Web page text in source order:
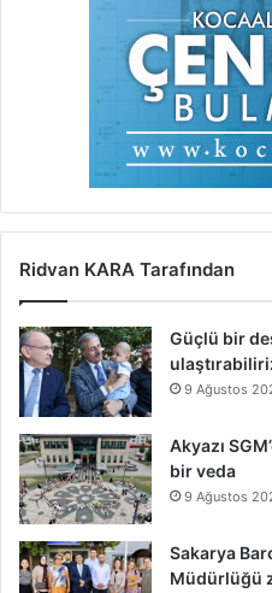
Ridvan KARA Tarafından
Güçlü bir
9 Ağustos
Akyazı
bir veda
9 Ağustos
Sakarya
Müdürlüğü